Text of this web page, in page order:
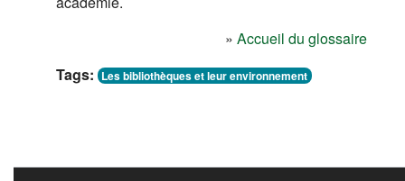
» Accueil du glossaire
Tags: Les bibliothèques et leur environnement